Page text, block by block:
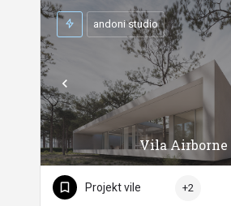
Vila Airborne
andoni studio
Projekt vile +2